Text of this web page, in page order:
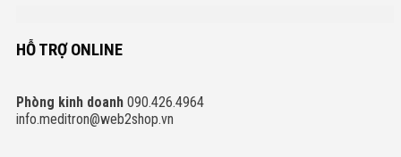
HỖ TRỢ ONLINE
Phòng kinh doanh 090.426.4964
info.meditron@web2shop.vn